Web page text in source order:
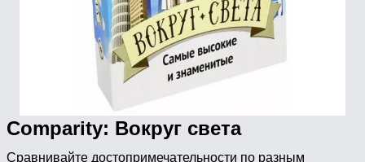
Comparity: Вокруг света
Сравнивайте достопримечательности по разным